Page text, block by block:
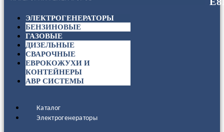
ЭЛЕКТРОГЕНЕРАТОРЫ
БЕНЗИНОВЫЕ
ГАЗОВЫЕ
ДИЗЕЛЬНЫЕ
СВАРОЧНЫЕ
ЕВРОКОЖУХИ И
КОНТЕЙНЕРЫ
АВР СИСТЕМЫ
Каталог
Электрогенераторы